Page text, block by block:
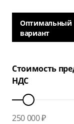
Оптимальный
вариант
Стоимость
НДС
250 000 ₽